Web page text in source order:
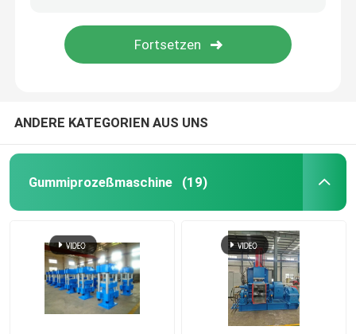
ANDERE KATEGORIEN AUS UNS
Gummiprozeßmaschine (19)